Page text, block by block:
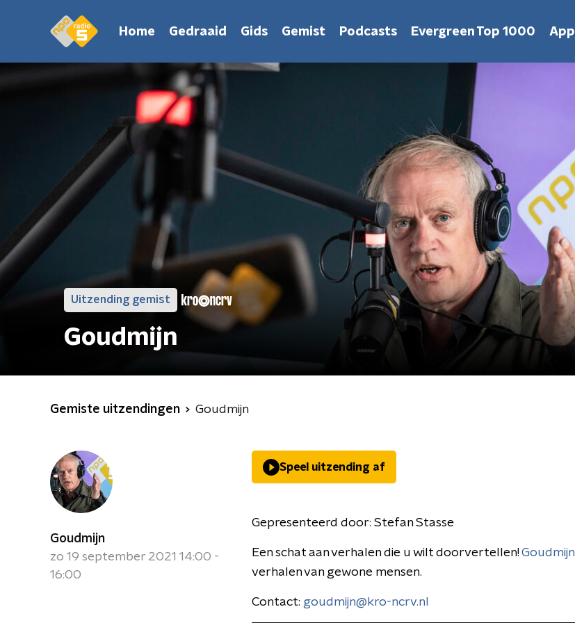
Home Gedraaid Gids Gemist Podcasts Evergreen Top 1000 App
Uitzending gemist
Goudmijn
Gemiste uitzendingen Goudmijn
Goudmijn
zo 19 september 2021 14:00 -
16:00
Speel uitzending af
Gepresenteerd door: Stefan Stasse
Een schat aan verhalen die u wilt doorvertellen!Goudmijn
verhalen van gewone mensen.
Contact: goudmijn@kro-ncrv.nl